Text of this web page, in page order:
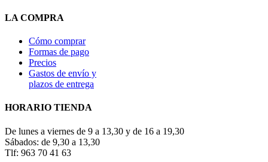
LA COMPRA
Cómo comprar
Formas de pago
Precios
Gastos de envío y
plazos de entrega
HORARIO TIENDA
De lunes a viernes de 9 a 13,30 y de 16 a 19,30
Sábados: de 9,30 a 13,30
Tlf: 963 70 41 63